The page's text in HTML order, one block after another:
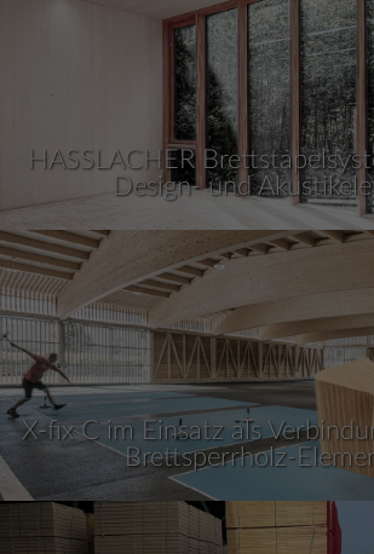
HASSLACHER
Design- und
X-fix C im Einsatz als
Brettsperrholz-